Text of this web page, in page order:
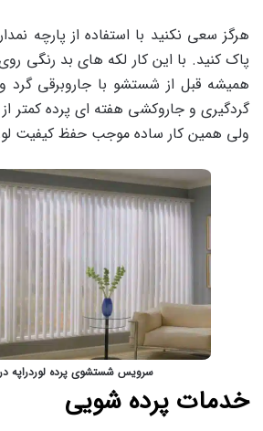
هرگز سعی نکنید با استفاده از پارچه
پاک کنید. با این کار لکه های بد رنگی
همیشه قبل از شستشو با جاروبرقی گرد
ولی همین کار ساده موجب حفظ کیفیت
سرویس شستشوی پرده لوردراپه
خدمات پرده شویی